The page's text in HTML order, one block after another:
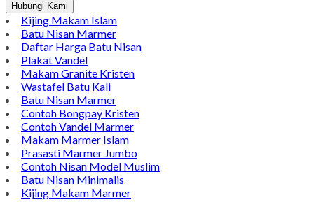
Hubungi Kami
Kijing Makam Islam
Batu Nisan Marmer
Daftar Harga Batu Nisan
Plakat Vandel
Makam Granite Kristen
Wastafel Batu Kali
Batu Nisan Marmer
Contoh Bongpay Kristen
Contoh Vandel Marmer
Makam Marmer Islam
Prasasti Marmer Jumbo
Contoh Nisan Model Muslim
Batu Nisan Minimalis
Kijing Makam Marmer